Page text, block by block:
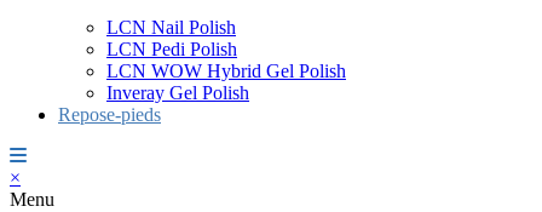
LCN Nail Polish
LCN Pedi Polish
LCN WOW Hybrid Gel Polish
Inveray Gel Polish
Repose-pieds
×
Menu